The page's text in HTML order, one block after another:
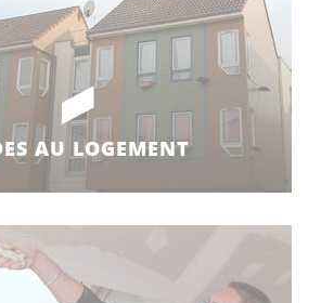
AU LOGEMENT